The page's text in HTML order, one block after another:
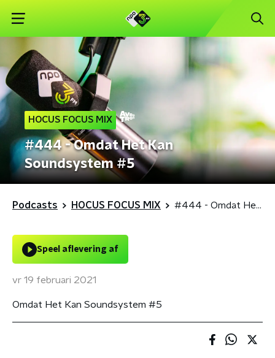
HOCUS FOCUS MIX
#444 - Omdat Het Kan
Soundsystem #5
Podcasts HOCUS FOCUS MIX #444 - Omdat Het Kan Soundsystem #5
Speel aflevering af
vr 19 februari 2021
Omdat Het Kan Soundsystem #5